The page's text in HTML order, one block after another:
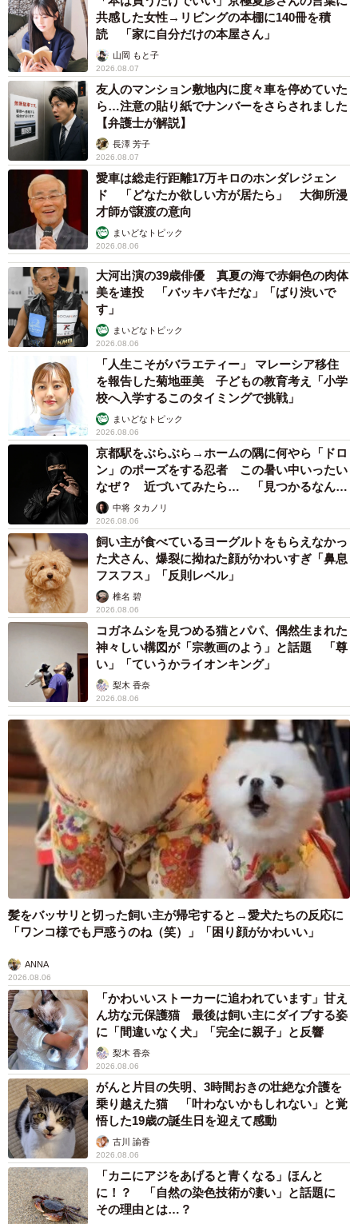
餅屋さんにはぽっちゃりしててほしい！（矢尾いっちょさん提供）
ーキャラクター作りで気をつけていることなどあれば教え
ていただきたいです！
それぞれがどういう役割で本作に関わるか、ということは
意識しています。なおきくんは「ぽっちゃりでもいいじゃ
ん！」という意見の代弁者、餅屋さんは「痩せて綺麗にな
りたいけどダイエットはつらい！」といった具合に、物語
で何をしてほしいキャラクターかを最初に考え、そこから
発展させていくことが多いです。
＜矢尾いっちょさん関連情報＞
▽X（旧Twitter）
https://x.com/1203Yao
▽電子書籍『痩せれませんよ もちやさん (全6話)』
（Amazon）
https://www.amazon.co.jp/dp/B0CYXGXS1X
共感した女性→リビングの本棚に140冊を積
読 「家に自分だけの本屋さん」
山岡 もと子
2026.08.07
友人のマンション敷地内に度々車を停めていた
ら…注意の貼り紙でナンバーをさらされました
【弁護士が解説】
長澤 芳子
2026.08.07
愛車は総走行距離17万キロのホンダレジェン
ド 「どなたか欲しい方が居たら」 大御所漫
才師が譲渡の意向
まいどなトピック
2026.08.06
大河出演の39歳俳優 真夏の海で赤銅色の肉体
美を連投 「バッキバキだな」「ばり渋いで
す」
まいどなトピック
2026.08.06
「人生こそがバラエティー」 マレーシア移住
を報告した菊地亜美 子どもの教育考え「小学
校へ入学するこのタイミングで挑戦」
まいどなトピック
2026.08.06
京都駅をぶらぶら→ホームの隅に何やら「ドロ
ン」のポーズをする忍者 この暑い中いったい
なぜ？ 近づいてみたら… 「見つかるなんて
未熟」中将 タカノリ
2026.08.06
飼い主が食べているヨーグルトをもらえなかっ
た犬さん、爆裂に拗ねた顔がかわいすぎ「鼻息
フスフス」「反則レベル」
椎名 碧
2026.08.06
コガネムシを見つめる猫とパパ、偶然生まれた
神々しい構図が「宗教画のよう」と話題 「尊
い」「ていうかライオンキング」
梨木 香奈
2026.08.06
髪をバッサリと切った飼い主が帰宅すると→愛犬たちの反応に
「ワンコ様でも戸惑うのね（笑）」「困り顔がかわいい」
ANNA
2026.08.06
「かわいいストーカーに追われています」甘え
ん坊な元保護猫 最後は飼い主にダイブする姿
に「間違いなく犬」「完全に親子」と反響
梨木 香奈
2026.08.06
がんと片目の失明、3時間おきの壮絶な介護を
乗り越えた猫 「叶わないかもしれない」と覚
悟した19歳の誕生日を迎えて感動
古川 諭香
2026.08.06
「カニにアジをあげると青くなる」ほんと
に！？ 「自然の染色技術が凄い」と話題に
その理由とは…？